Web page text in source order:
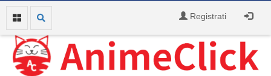
Registrati